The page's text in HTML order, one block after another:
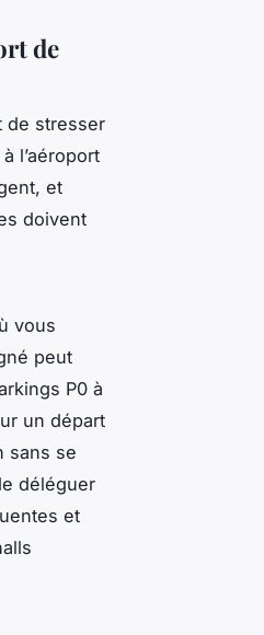
de
de stresser
l’aéroport
et
doivent
vous
peut
P0 à
un départ
sans se
déléguer
et